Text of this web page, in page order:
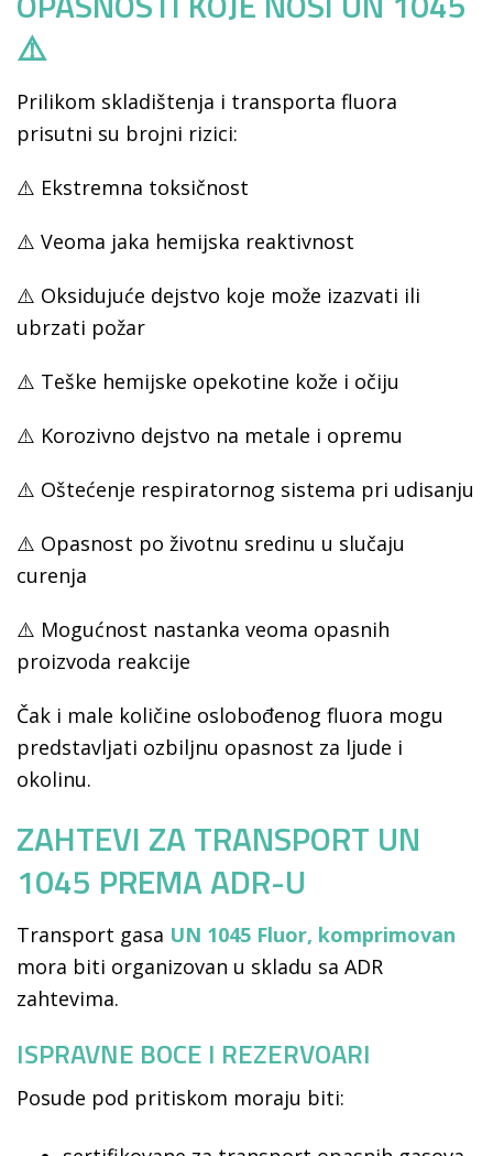
⚠️
Prilikom skladištenja i transporta fluora
prisutni su brojni rizici:
⚠️ Ekstremna toksičnost
⚠️ Veoma jaka hemijska reaktivnost
⚠️ Oksidujuće dejstvo koje može izazvati ili
ubrzati požar
⚠️ Teške hemijske opekotine kože i očiju
⚠️ Korozivno dejstvo na metale i opremu
⚠️ Oštećenje respiratornog sistema pri udisanju
⚠️ Opasnost po životnu sredinu u slučaju
curenja
⚠️ Mogućnost nastanka veoma opasnih
proizvoda reakcije
Čak i male količine oslobođenog fluora mogu
predstavljati ozbiljnu opasnost za ljude i
okolinu.
ZAHTEVI ZA TRANSPORT UN
1045 PREMA ADR-U
Transport gasa UN 1045 Fluor, komprimovan
mora biti organizovan u skladu sa ADR
zahtevima.
ISPRAVNE BOCE I REZERVOARI
Posude pod pritiskom moraju biti: